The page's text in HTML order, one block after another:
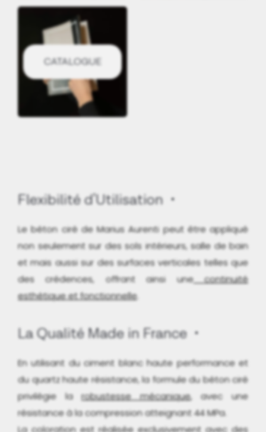
CATALOGUE
Flexibilité d'Utilisation
Le béton ciré de Marius Aurenti peut être appliqué
non seulement sur des sols intérieurs, salle de bain
et mais aussi sur des surfaces verticales telles que
des crédences, offrant ainsi unecontinuité
esthétique et fonctionnelle.
La Qualité Made in France
En utilisant du ciment blanc haute performance et
du quartz haute résistance, la formule du béton ciré
privilégie larobustesse mécanique, avec une
résistance à la compression atteignant 44 MPa.
La coloration est réalisée exclusivement avec des